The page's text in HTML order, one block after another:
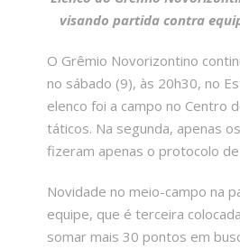
visando partida contra
O Grêmio Novorizontino
no sábado (9), às 20h30, no
elenco foi a campo no Centro
táticos. Na segunda, apenas
fizeram apenas o protocolo
Novidade no meio-campo na
equipe, que é terceira
somar mais 30 pontos em